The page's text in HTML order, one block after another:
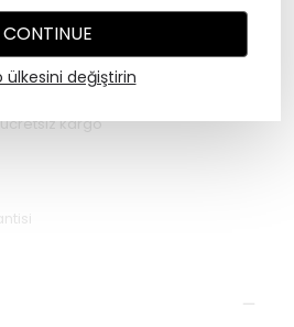
CONTINUE
ülkesini değiştirin
WHATSAPP
ücretsiz kargo